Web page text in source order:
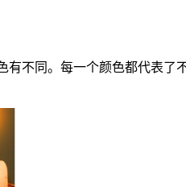
不同。每一个颜色都代表